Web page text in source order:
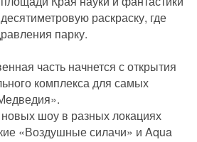
раскраску, где
парку.
часть начнется с открытия
комплекса для самых
шоу в разных локациях
«Воздушные силачи» и Aqua